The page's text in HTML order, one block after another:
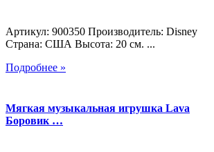
Артикул: 900350 Производитель: Disney
Страна: США Высота: 20 см. ...
Подробнее »
Мягкая музыкальная игрушка Lava
Боровик …